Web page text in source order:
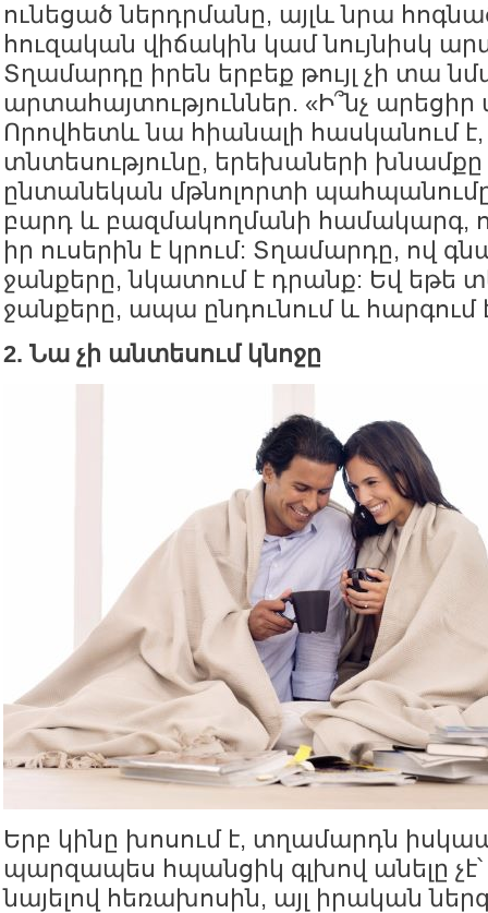
ունեցած ներդրմանը, այլև նրա
հուզական վիճակին կամ նույնիսկ
Տղամարդը իրեն երբեք թույլ չի տա
արտահայտություններ. «Ի՞նչ արեցիր
Որովհետև նա հիանալի հասկանում
տնտեսությունը, երեխաների
ընտանեկան մթնոլորտի պահպանումը
բարդ և բազմակողմանի համակարգ,
իր ուսերին է կրում: Տղամարդը, ով
ջանքերը, նկատում է դրանք: Եվ եթե
ջանքերը, ապա ընդունում և հարգում
2. Նա չի անտեսում կնոջը
Երբ կինը խոսում է, տղամարդն
պարզապես հպանցիկ գլխով անելը
նայելով հեռախոսին, այլ իրական